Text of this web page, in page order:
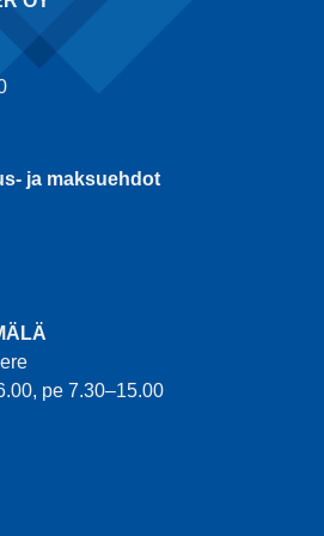
ja maksuehdot
pe 7.30–15.00